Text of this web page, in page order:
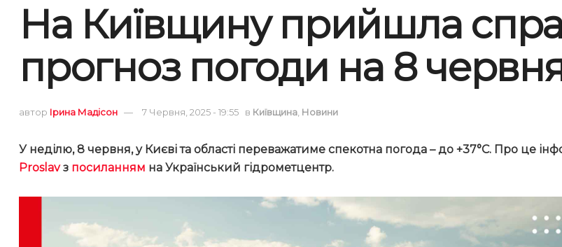
На Київщину прийшла
прогноз погоди на 8
автор Ірина Мадісон 7 Червня, 2025 - 19:55 в Київщина, Новини
У неділю, 8 червня, у Києві та області переважатиме спекотна погода – до +37°C. Про це
Proslavз посиланням на Український гідрометцентр.